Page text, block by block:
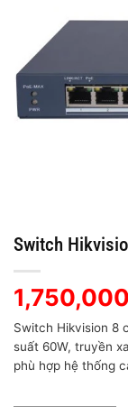
Switch
1,750,000
Switch Hikvision 8
suất 60W, truyền
phù hợp hệ thống